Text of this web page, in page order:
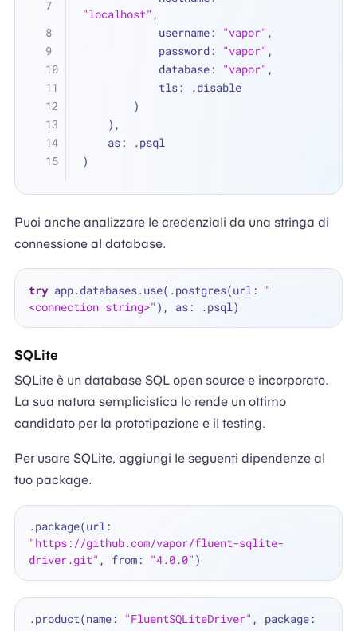
"localhost" ,
            username:
"vapor" ,
            password:
"vapor" ,
            database:
"vapor" ,
            tls: .disable
        )
    ),
    as: .psql
)
Puoi anche analizzare le credenziali da una stringa di
connessione al database.
try app.databases.use(.postgres(url: "
<connection string>"
SQLite
SQLite è un database SQL open source e incorporato.
La sua natura semplicistica lo rende un ottimo
candidato per la prototipazione e il testing.
Per usare SQLite, aggiungi le seguenti dipendenze al
tuo package.
"https://github.com/vapor/fluent-sqlite-
driver.git" , from: "4.0.0"
.product(name: "FluentSQLiteDriver"